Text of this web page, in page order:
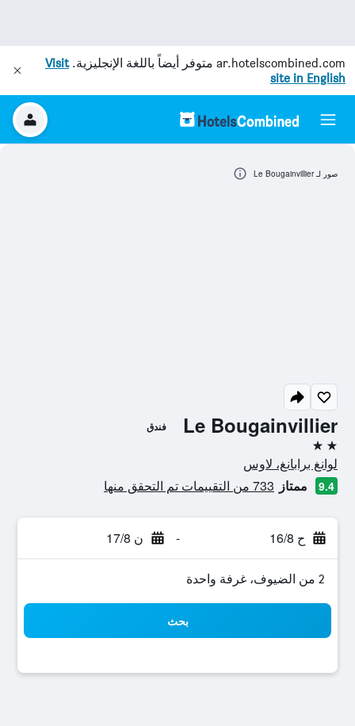
ar.hotelscombined.com متوفر أيضاً باللغة الإنجليزية.Visit
site in English
Le Bougainvillier فندق
2 نجمتين
لوانغ برابانغ، لاوس
9.4 ممتاز 733 من التقييمات تم التحقق منها
ح 16/8 - ن 17/8
2 من الضيوف، غرفة واحدة
بحث
صور لـ Le Bougainvillier